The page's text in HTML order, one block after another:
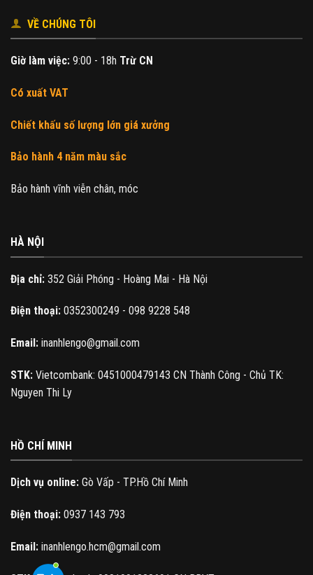
VỀ CHÚNG TÔI
Giờ làm việc: 9:00 - 18h Trừ CN
Có xuất VAT
Chiết khấu số lượng lớn giá xưởng
Bảo hành 4 năm màu sắc
Bảo hành vĩnh viễn chân, móc
HÀ NỘI
Địa chỉ: 352 Giải Phóng - Hoàng Mai - Hà Nội
Điện thoại: 0352300249 - 098 9228 548
Email: inanhlengo@gmail.com
STK: Vietcombank: 0451000479143 CN Thành Công - Chủ TK:
Nguyen Thi Ly
HỒ CHÍ MINH
Dịch vụ online: Gò Vấp - TP.Hồ Chí Minh
Điện thoại: 0937 143 793
Email: inanhlengo.hcm@gmail.com